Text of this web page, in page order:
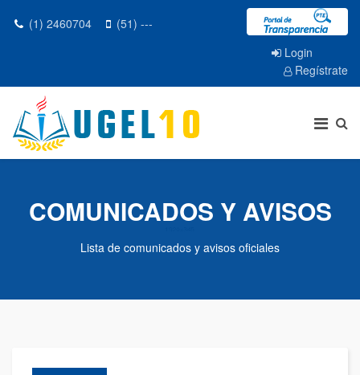
(1) 2460704
(51) ---
Login
Regístrate
COMUNICADOS Y AVISOS
Lista de comunicados y avisos oficiales